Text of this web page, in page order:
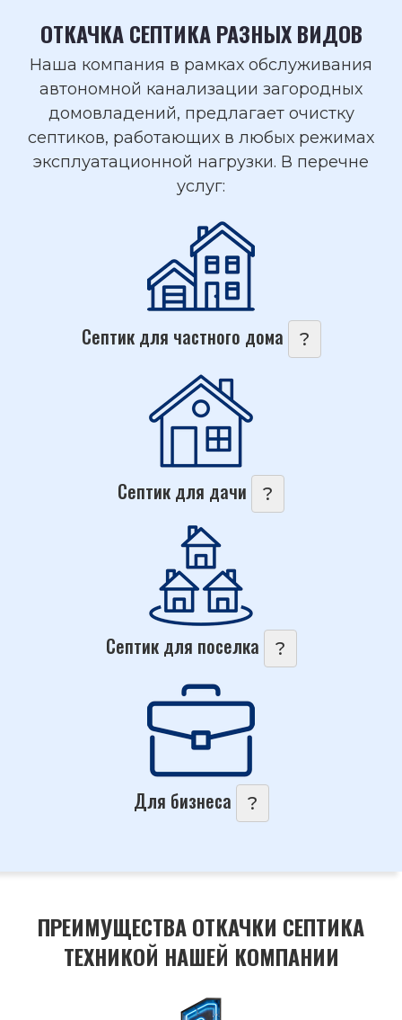
ОТКАЧКА СЕПТИКА РАЗНЫХ ВИДОВ
Наша компания в рамках обслуживания
автономной канализации загородных
домовладений, предлагает очистку
септиков, работающих в любых режимах
эксплуатационной нагрузки. В перечне
услуг:
Септик для частного дома ?
Септик для дачи ?
Септик для поселка ?
Для бизнеса ?
ПРЕИМУЩЕСТВА ОТКАЧКИ СЕПТИКА
ТЕХНИКОЙ НАШЕЙ КОМПАНИИ